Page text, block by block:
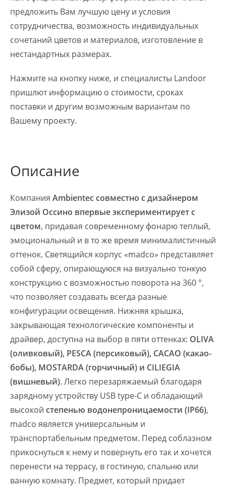
предложить Вам лучшую цену и условия
сотрудничества, возможность индивидуальных
сочетаний цветов и материалов, изготовление в
нестандартных размерах.
Нажмите на кнопку ниже, и специалисты Landoor
пришлют информацию о стоимости, сроках
поставки и другим возможным вариантам по
Вашему проекту.
Описание
Компания Ambientec совместно с дизайнером
Элизой Оссино впервые экспериментирует с
цветом, придавая современному фонарю теплый,
эмоциональный и в то же время минималистичный
оттенок. Светящийся корпус «madco» представляет
собой сферу, опирающуюся на визуально тонкую
конструкцию с возможностью поворота на 360 °,
что позволяет создавать всегда разные
конфигурации освещения. Нижняя крышка,
закрывающая технологические компоненты и
драйвер, доступна на выбор в пяти оттенках: OLIVA
(оливковый), PESCA (персиковый), CACAO (какао-
бобы), MOSTARDA (горчичный) и CILIEGIA
(вишневый). Легко перезаряжаемый благодаря
зарядному устройству USB type-C и обладающий
высокой степенью водонепроницаемости (IP66),
madco является универсальным и
транспортабельным предметом. Перед соблазном
прикоснуться к нему и повернуть его так и хочется
перенести на террасу, в гостиную, спальню или
ванную комнату. Предмет, который придает